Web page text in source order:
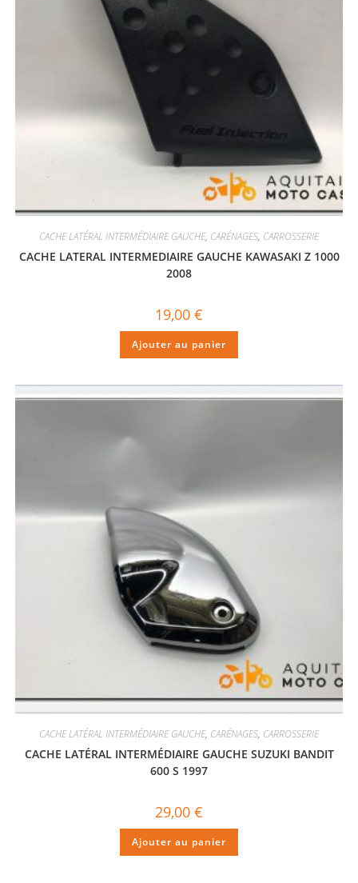
CACHE LATÉRAL INTERMÉDIAIRE GAUCHE, CARÉNAGES, CARROSSERIE
CACHE LATERAL INTERMEDIAIRE GAUCHE KAWASAKI Z 1000
2008
19,00 €
Ajouter au panier
CACHE LATÉRAL INTERMÉDIAIRE GAUCHE, CARÉNAGES, CARROSSERIE
CACHE LATÉRAL INTERMÉDIAIRE GAUCHE SUZUKI BANDIT
600 S 1997
29,00 €
Ajouter au panier